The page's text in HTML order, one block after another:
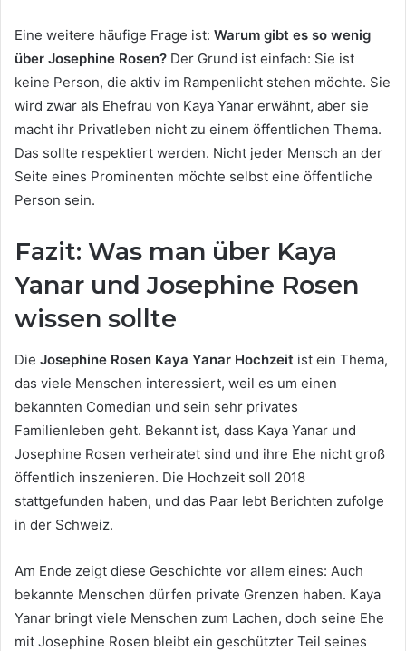
Eine weitere häufige Frage ist: Warum gibt es so wenig
über Josephine Rosen? Der Grund ist einfach: Sie ist
keine Person, die aktiv im Rampenlicht stehen möchte. Sie
wird zwar als Ehefrau von Kaya Yanar erwähnt, aber sie
macht ihr Privatleben nicht zu einem öffentlichen Thema.
Das sollte respektiert werden. Nicht jeder Mensch an der
Seite eines Prominenten möchte selbst eine öffentliche
Person sein.
Fazit: Was man über Kaya
Yanar und Josephine Rosen
wissen sollte
Die Josephine Rosen Kaya Yanar Hochzeit ist ein Thema,
das viele Menschen interessiert, weil es um einen
bekannten Comedian und sein sehr privates
Familienleben geht. Bekannt ist, dass Kaya Yanar und
Josephine Rosen verheiratet sind und ihre Ehe nicht groß
öffentlich inszenieren. Die Hochzeit soll 2018
stattgefunden haben, und das Paar lebt Berichten zufolge
in der Schweiz.
Am Ende zeigt diese Geschichte vor allem eines: Auch
bekannte Menschen dürfen private Grenzen haben. Kaya
Yanar bringt viele Menschen zum Lachen, doch seine Ehe
mit Josephine Rosen bleibt ein geschützter Teil seines